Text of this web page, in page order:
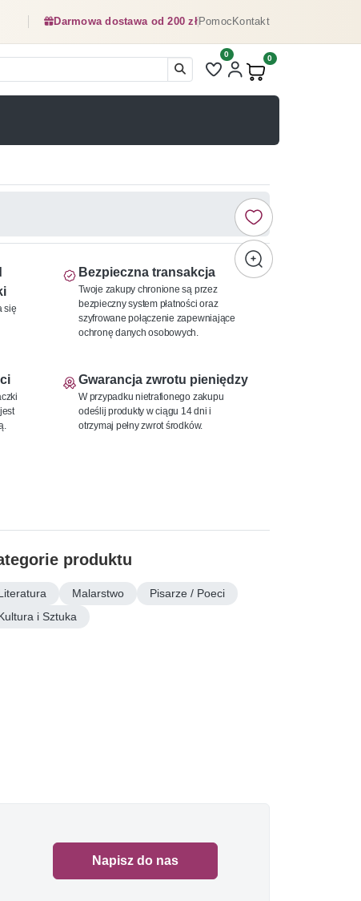
Darmowa dostawa od 200 złPomocKontakt
Liczba pozycji na liście
0
Produkty w koszyku:
0
się
Bezpieczna transakcja
Twoje zakupy chronione są przez
bezpieczny system płatności oraz
szyfrowane połączenie zapewniające
ochronę danych osobowych.
Gwarancja zwrotu pieniędzy
W przypadku nietrafionego zakupu
odeślij produkty w ciągu 14 dni i
otrzymaj pełny zwrot środków.
produktu
Malarstwo
Pisarze / Poeci
i Sztuka
Napisz do nas